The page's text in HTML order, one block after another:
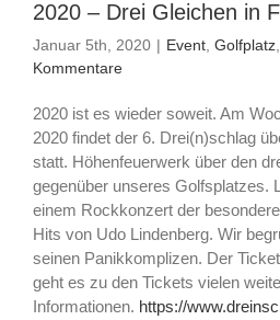
2020 – Drei Gleichen in
Januar 5th, 2020 | Event Golfplatz
Kommentare
2020 ist es wieder soweit. Am
2020 findet der 6. Drei(n)schlag
statt. Höhenfeuerwerk über den
gegenüber unseres Golfsplatzes.
einem Rockkonzert der
Hits von Udo Lindenberg. Wir
seinen Panikkomplizen. Der
geht es zu den Tickets vielen
Informationen. https://